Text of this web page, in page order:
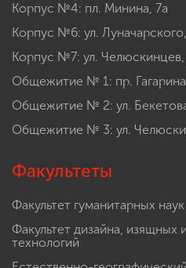
Корпус №2: пл. Минина, 7
Корпус №3: ул. Пискунова, 38
Корпус №4: пл. Минина, 7а
Корпус №6: ул. Луначарского,
Корпус №7: ул. Челюскинцев,
Общежитие № 1: пр.
Общежитие № 3: ул.
Факультеты
Факультет гуманитарных наук